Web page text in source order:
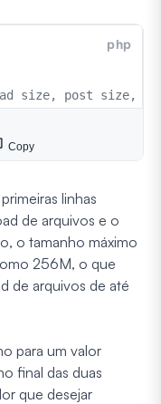
linhas
de arquivos e o
o tamanho máximo
256M, o que
de arquivos de até
para um valor
final das duas
que desejar